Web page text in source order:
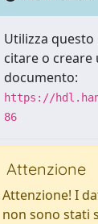
Utilizza
citare o creare
documento:
https://
86
Attenzione
Attenzione! I
non sono stati